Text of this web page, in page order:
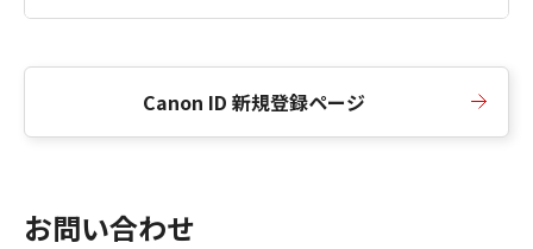
Canon ID 新規登録ページ
お問い合わせ